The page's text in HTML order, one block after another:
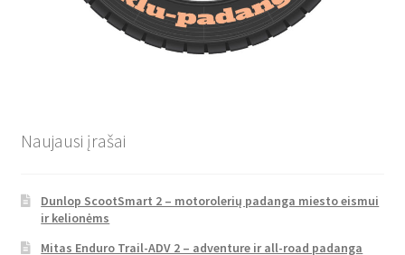
Naujausi įrašai
Dunlop ScootSmart 2 – motorolerių padanga miesto eismui
ir kelionėms
Mitas Enduro Trail-ADV 2 – adventure ir all-road padanga